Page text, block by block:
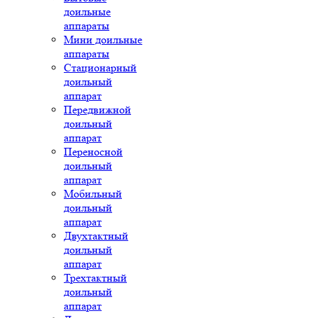
доильные
аппараты
Мини доильные
аппараты
Стационарный
доильный
аппарат
Передвижной
доильный
аппарат
Переносной
доильный
аппарат
Мобильный
доильный
аппарат
Двухтактный
доильный
аппарат
Трехтактный
доильный
аппарат